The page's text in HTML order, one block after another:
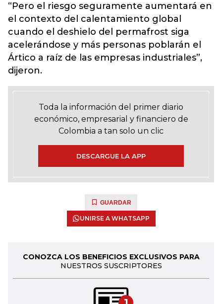
“Pero el riesgo seguramente aumentará en
el contexto del calentamiento global
cuando el deshielo del permafrost siga
acelerándose y más personas poblarán el
Ártico a raíz de las empresas industriales”,
dijeron.
Toda la información del primer diario
económico, empresarial y financiero de
Colombia a tan solo un clic
DESCARGUE LA APP
GUARDAR
UNIRSE A WHATSAPP
CONOZCA LOS BENEFICIOS EXCLUSIVOS PARA
NUESTROS SUSCRIPTORES